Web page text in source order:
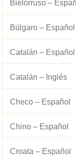
Bielorruso –
Búlgaro – Español
Catalán – Español
Catalán – Inglés
Checo – Español
Chino – Español
Croata – Español